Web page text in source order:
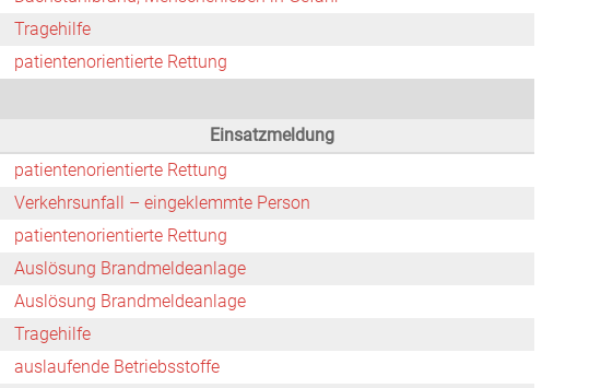
Tragehilfe
patientenorientierte Rettung
Einsatzmeldung
patientenorientierte Rettung
Verkehrsunfall – eingeklemmte Person
patientenorientierte Rettung
Auslösung Brandmeldeanlage
Auslösung Brandmeldeanlage
Tragehilfe
auslaufende Betriebsstoffe